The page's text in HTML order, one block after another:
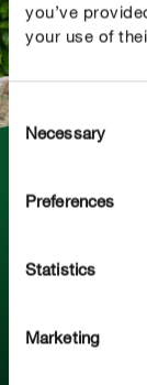
you’ve
your use of
Consent
Selection
Necessary
Preferences
Statistics
Marketing
Realizarea
Realizarea
care întreaga
nevoie de
potrivite până